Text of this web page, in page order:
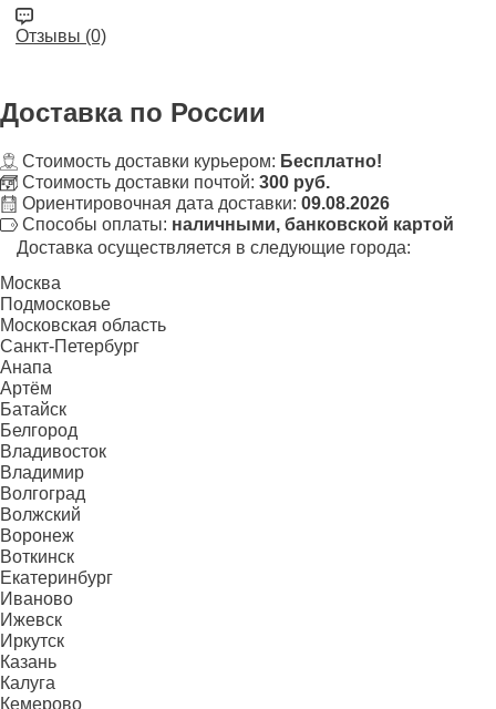
Отзывы (0)
Доставка по России
Стоимость доставки курьером: Бесплатно!
Стоимость доставки почтой: 300 руб.
Ориентировочная дата доставки: 09.08.2026
Способы оплаты: наличными, банковской картой
Доставка осуществляется в следующие города:
Москва
Подмосковье
Московская область
Санкт-Петербург
Анапа
Артём
Батайск
Белгород
Владивосток
Владимир
Волгоград
Волжский
Воронеж
Воткинск
Екатеринбург
Иваново
Ижевск
Иркутск
Казань
Калуга
Кемерово